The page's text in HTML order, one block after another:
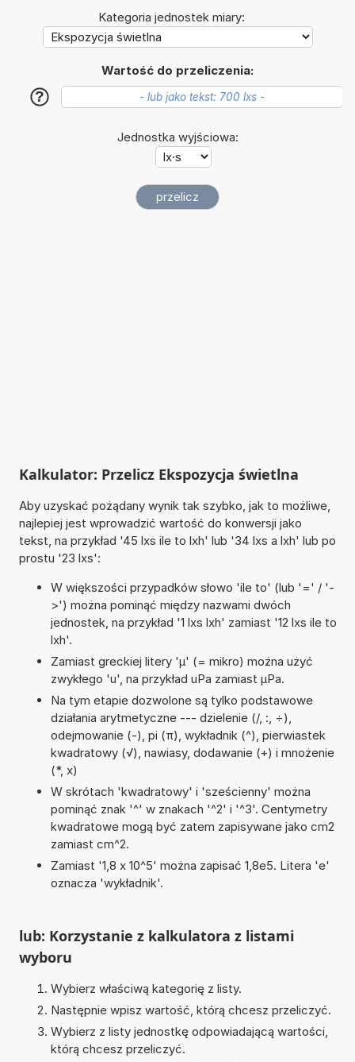
Kategoria jednostek miary:
Wartość do przeliczenia:
?
Jednostka wyjściowa:
Kalkulator: Przelicz Ekspozycja świetlna
Aby uzyskać pożądany wynik tak szybko, jak to możliwe,
najlepiej jest wprowadzić wartość do konwersji jako
tekst, na przykład '45 lxs ile to lxh' lub '34 lxs a lxh' lub po
prostu '23 lxs':
W większości przypadków słowo 'ile to' (lub '=' / '-
>') można pominąć między nazwami dwóch
jednostek, na przykład '1 lxs lxh' zamiast '12 lxs ile to
lxh'.
Zamiast greckiej litery 'µ' (= mikro) można użyć
zwykłego 'u', na przykład uPa zamiast µPa.
Na tym etapie dozwolone są tylko podstawowe
działania arytmetyczne --- dzielenie (/, :, ÷),
odejmowanie (-), pi (π), wykładnik (^), pierwiastek
kwadratowy (√), nawiasy, dodawanie (+) i mnożenie
(*, x)
W skrótach 'kwadratowy' i 'sześcienny' można
pominąć znak '^' w znakach '^2' i '^3'. Centymetry
kwadratowe mogą być zatem zapisywane jako cm2
zamiast cm^2.
Zamiast '1,8 x 10^5' można zapisać 1,8e5. Litera 'e'
oznacza 'wykładnik'.
lub: Korzystanie z kalkulatora z listami
wyboru
Wybierz właściwą kategorię z listy.
Następnie wpisz wartość, którą chcesz przeliczyć.
Wybierz z listy jednostkę odpowiadającą wartości,
którą chcesz przeliczyć.